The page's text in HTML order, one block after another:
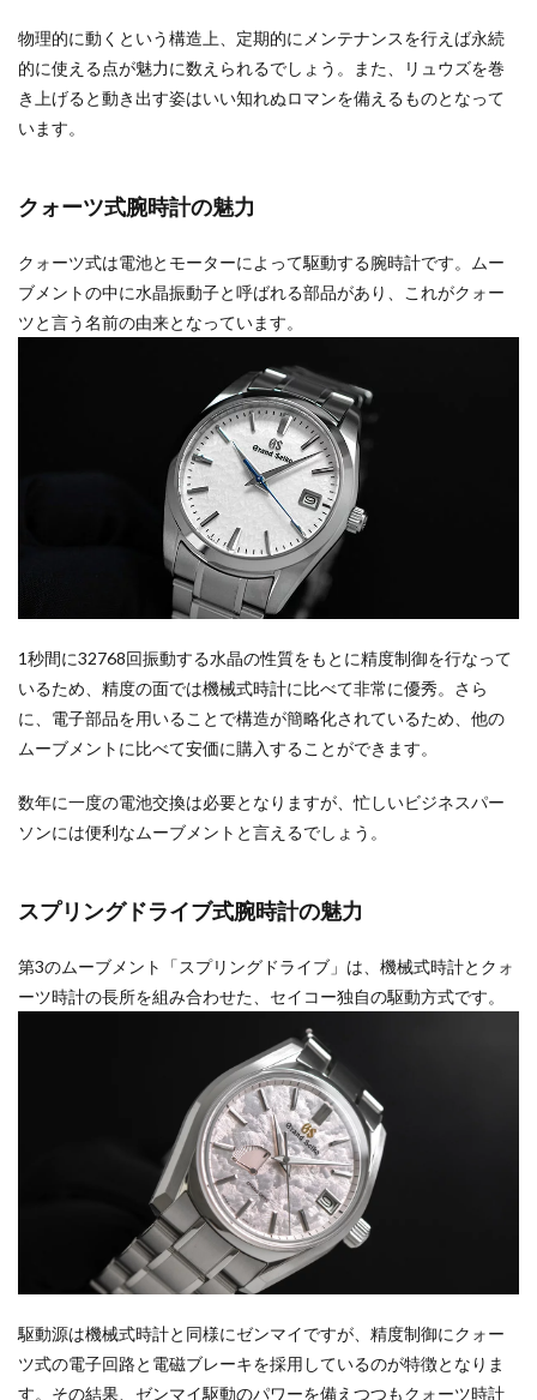
物理的に動くという構造上、定期的にメンテナンスを行えば永続
的に使える点が魅力に数えられるでしょう。また、リュウズを巻
き上げると動き出す姿はいい知れぬロマンを備えるものとなって
います。
クォーツ式腕時計の魅力
クォーツ式は電池とモーターによって駆動する腕時計です。ムー
ブメントの中に水晶振動子と呼ばれる部品があり、これがクォー
ツと言う名前の由来となっています。
1秒間に32768回振動する水晶の性質をもとに精度制御を行なって
いるため、精度の面では機械式時計に比べて非常に優秀。さら
に、電子部品を用いることで構造が簡略化されているため、他の
ムーブメントに比べて安価に購入することができます。
数年に一度の電池交換は必要となりますが、忙しいビジネスパー
ソンには便利なムーブメントと言えるでしょう。
スプリングドライブ式腕時計の魅力
第3のムーブメント「スプリングドライブ」は、機械式時計とクォ
ーツ時計の長所を組み合わせた、セイコー独自の駆動方式です。
駆動源は機械式時計と同様にゼンマイですが、精度制御にクォー
ツ式の電子回路と電磁ブレーキを採用しているのが特徴となりま
す。その結果、ゼンマイ駆動のパワーを備えつつもクォーツ時計